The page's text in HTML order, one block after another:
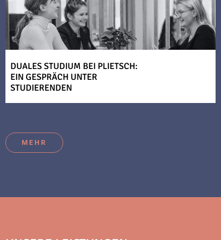
DUALES STUDIUM BEI PLIETSCH:
EIN GESPRÄCH UNTER
STUDIERENDEN
MEHR